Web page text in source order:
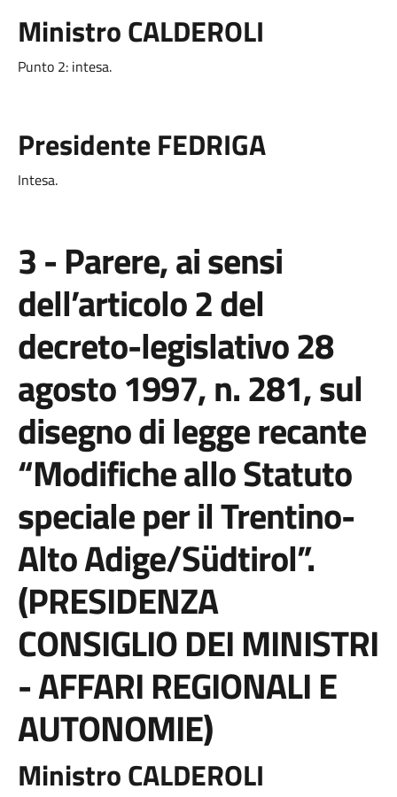
Ministro CALDEROLI
Punto 2: intesa.
Presidente FEDRIGA
Intesa.
3 - Parere, ai sensi
dell’articolo 2 del
decreto-legislativo 28
agosto 1997, n. 281, sul
disegno di legge recante
“Modifiche allo Statuto
speciale per il Trentino-
Alto Adige/Südtirol”.
(PRESIDENZA
CONSIGLIO DEI MINISTRI
- AFFARI REGIONALI E
AUTONOMIE)
Ministro CALDEROLI